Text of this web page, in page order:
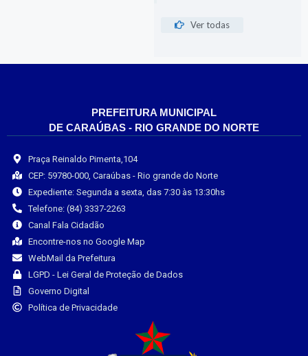
Ver todas
PREFEITURA MUNICIPAL
DE CARAÚBAS - RIO GRANDE DO NORTE
Praça Reinaldo Pimenta,104
CEP: 59780-000, Caraúbas - Rio grande do Norte
Expediente: Segunda a sexta, das 7:30 às 13:30hs
Telefone: (84) 3337-2263
Canal Fala Cidadão
Encontre-nos no Google Map
WebMail da Prefeitura
LGPD - Lei Geral de Proteção de Dados
Governo Digital
Política de Privacidade